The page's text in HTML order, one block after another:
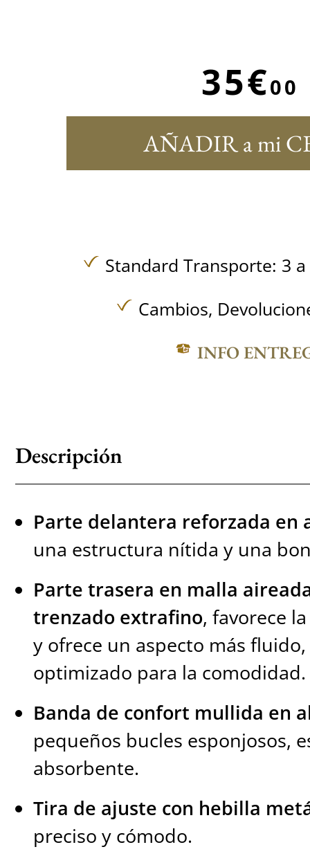
35€00
AÑADIR a mi
Standard Transporte: 3
Cambios,
INFO
Descripción
Parte delantera reforzada en
una estructura nítida y una
Parte trasera en malla
trenzado extrafino, favorece
y ofrece un aspecto más
optimizado para la comodidad.
Banda de confort mullida en
pequeños bucles esponjosos,
absorbente.
Tira de ajuste con hebilla
preciso y cómodo.